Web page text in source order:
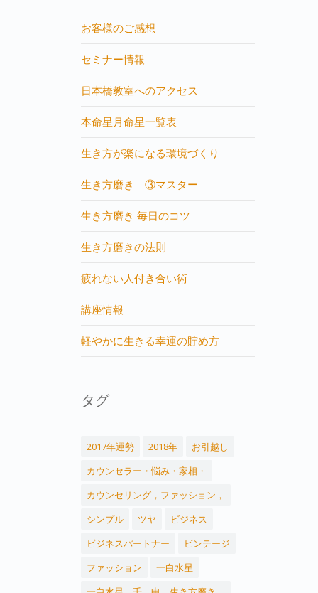
お客様のご感想
セミナー情報
日本橋教室へのアクセス
本命星月命星一覧表
生き方が楽になる環境づくり
生き方磨き ③マスター
生き方磨き 毎日のコツ
生き方磨きの法則
疲れない人付き合い術
講座情報
軽やかに生きる幸運の貯め方
タグ
2017年運勢 2018年
お引越し
カウンセラー・悩み・家相・
カウンセリング，ファッション，
シンプル
ツヤ
ビジネス
ビジネスパートナー
ビンテージ
ファッション
一白水星